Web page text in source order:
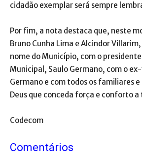
cidadão exemplar será sempre
Por fim, a nota destaca que, neste
Bruno Cunha Lima e Alcindor
nome do Município, com o
Municipal, Saulo Germano, com o
Germano e com todos os familiares
Deus que conceda força e conforto a
Codecom
Comentários